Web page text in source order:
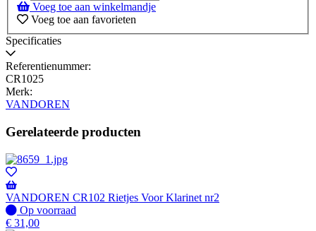
Voeg toe aan winkelmandje
Voeg toe aan favorieten
Specificaties
Referentienummer:
CR1025
Merk:
VANDOREN
Gerelateerde producten
VANDOREN CR102 Rietjes Voor Klarinet nr2
Op
voorraad
Op voorraad
€ 31,00